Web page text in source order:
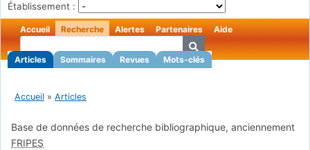
Établissement :
Accueil Recherche
Articles Sommaires Revues Mots-clés
Alertes Partenaires Aide
Accueil » Articles
Base de données de recherche bibliographique, anciennement
FRIPES